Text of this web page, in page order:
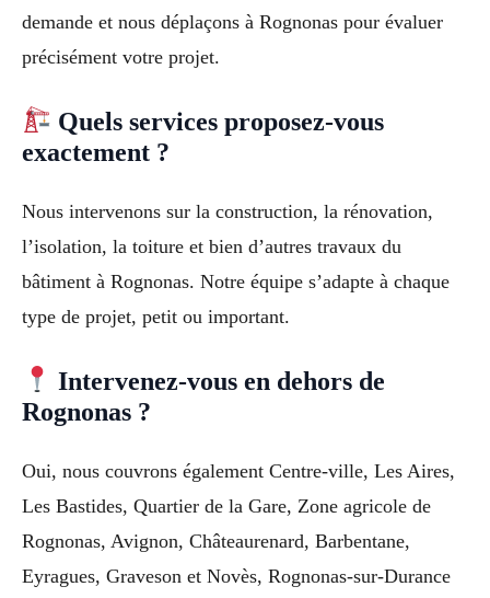
demande et nous déplaçons à Rognonas pour évaluer
précisément votre projet.
Quels services proposez-vous
exactement ?
Nous intervenons sur la construction, la rénovation,
l’isolation, la toiture et bien d’autres travaux du
bâtiment à Rognonas. Notre équipe s’adapte à chaque
type de projet, petit ou important.
Intervenez-vous en dehors de
Rognonas ?
Oui, nous couvrons également Centre-ville, Les Aires,
Les Bastides, Quartier de la Gare, Zone agricole de
Rognonas, Avignon, Châteaurenard, Barbentane,
Eyragues, Graveson et Novès, Rognonas-sur-Durance